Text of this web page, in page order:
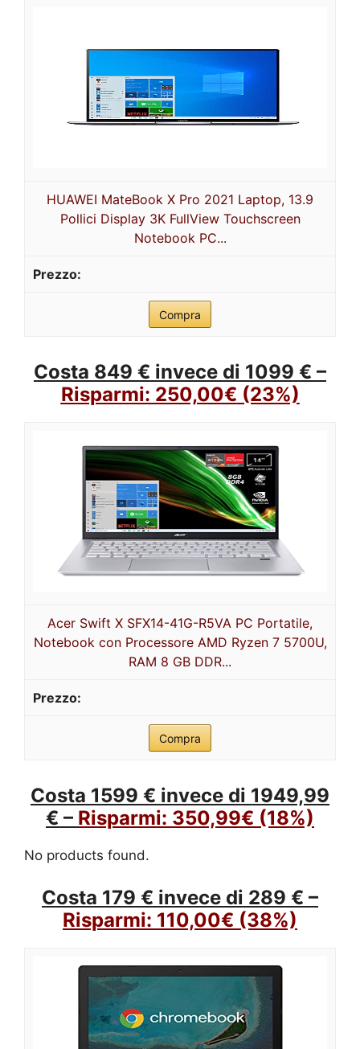
HUAWEI MateBook X Pro 2021 Laptop, 13.9
Pollici Display 3K FullView Touchscreen
Notebook PC...
Compra
Costa 849 € invece di 1099 € –
Risparmi: 250,00€ (23%)
Acer Swift X SFX14-41G-R5VA PC Portatile,
Notebook con Processore AMD Ryzen 7 5700U,
RAM 8 GB DDR...
Compra
Costa 1599 € invece di 1949,99
€ – Risparmi: 350,99€ (18%)
No products found.
Costa 179 € invece di 289 € –
Risparmi: 110,00€ (38%)